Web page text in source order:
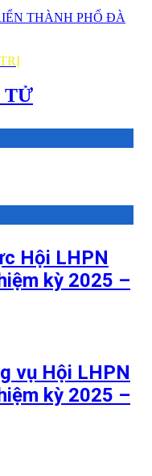
THÀNH PHỐ ĐÀ
TỬ
Hội LHPN
kỳ 2025 –
vụ Hội LHPN
kỳ 2025 –